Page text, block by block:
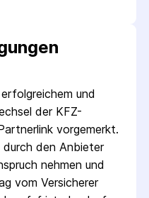
und
der KFZ-
vorgemerkt.
durch den Anbieter
nehmen und
vom Versicherer